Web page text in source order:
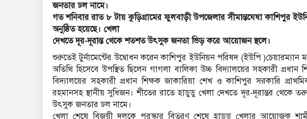
জনতার ঢল নামে।
গত শনিবার রাত ৮ টায় কুড়িগ্রামের ফুলবাড়ী উপজেলার সীমান্তঘেষা কাশিপুর
অনুষ্ঠিত হয়েছে। খেলা
দেখতে দূর-দূরান্ত থেকে শতশত উৎসুক জনতা ভিড় করে আয়োজন স্থলে।
শুরুতেই টুর্নামেন্টের উদ্বোধন করেন কা‌শিপুর ইউ‌নিয়ন পরিষদ (ইউপি )চেয়ারম‌্যান
অতিথি হিসেবে উপস্থিত ছিলেন গাগলা বালিকা উচ্চ বিদ্যালয়ের সহকারী প্রধান
বিদ্যালয়ের সহকারী প্রধান শিক্ষক জাকারিয়া শেখ ও কাশিপুর সরকারি
রহমানসহ স্থানীয় সুধিজন। শীতের রাতে হাডুডু খেলা দেখতে দূর-দূরান্তর
উৎসুক জনতার ঢল নামে।
খেলা শেষে বিজয়ী দলকে পুরস্কার বিতরণ শেষে হাডুডু খেলার আয়োজক